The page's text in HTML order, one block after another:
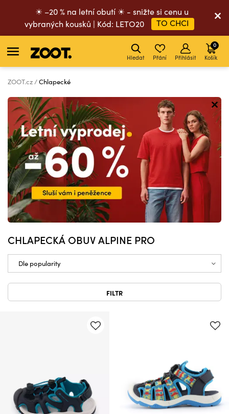
☀ –20 % na letní obutí ☀ - snižte si cenu u
vybraných kousků | Kód: LETO20
TO CHCI
Hledat Přání Přihlásit Košík
0
ZOOT.cz Chlapecké
CHLAPECKÁ OBUV ALPINE PRO
FILTR